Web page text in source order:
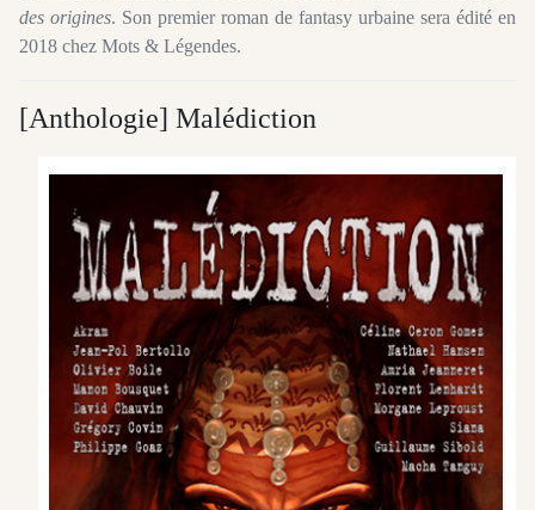
des origines. Son premier roman de fantasy urbaine sera édité en
2018 chez Mots & Légendes.
[Anthologie] Malédiction